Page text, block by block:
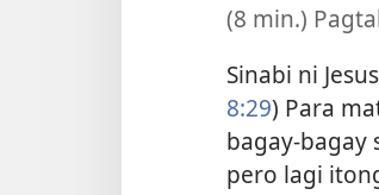
(8 min.)
Sinabi ni
8:29) Para
bagay-bagay
pero lagi